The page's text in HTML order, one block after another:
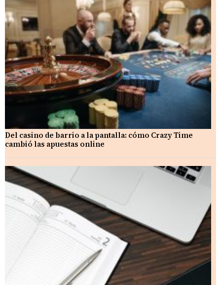
Del casino de barrio a la pantalla: cómo Crazy Time
cambió las apuestas online